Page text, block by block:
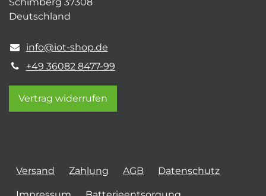
Deutschland
info@iot-shop.de
+49 36082 8477-99
Vertrag widerrufen
Versand Zahlung AGB Datenschutz